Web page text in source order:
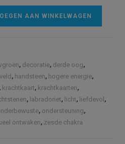
AAN WINKELWAGEN
t
, decoratie, derde oog,
, handsteen, hogere energie,
, krachtkaart, krachtkaarten,
, labradoriet, licht, liefdevol ,
, ondersteuning,
ontwaken, zesde chakra